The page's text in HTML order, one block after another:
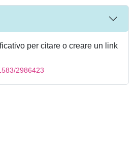
per citare o creare un link
2986423